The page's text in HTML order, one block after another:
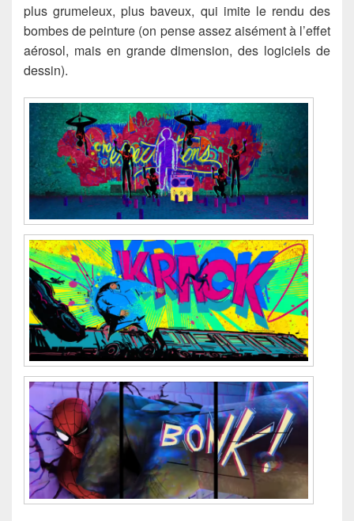
plus grumeleux, plus baveux, qui imite le rendu des
bombes de peinture (on pense assez aisément à l’effet
aérosol, mais en grande dimension, des logiciels de
dessin).